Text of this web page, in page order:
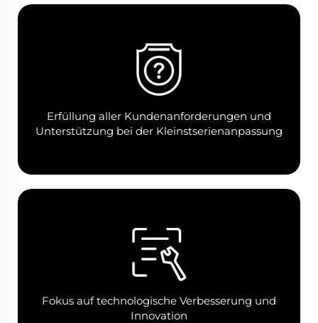
Erfüllung aller Kundenanforderungen und
Unterstützung bei der Kleinstserienanpassung
Fokus auf technologische Verbesserung und
Innovation